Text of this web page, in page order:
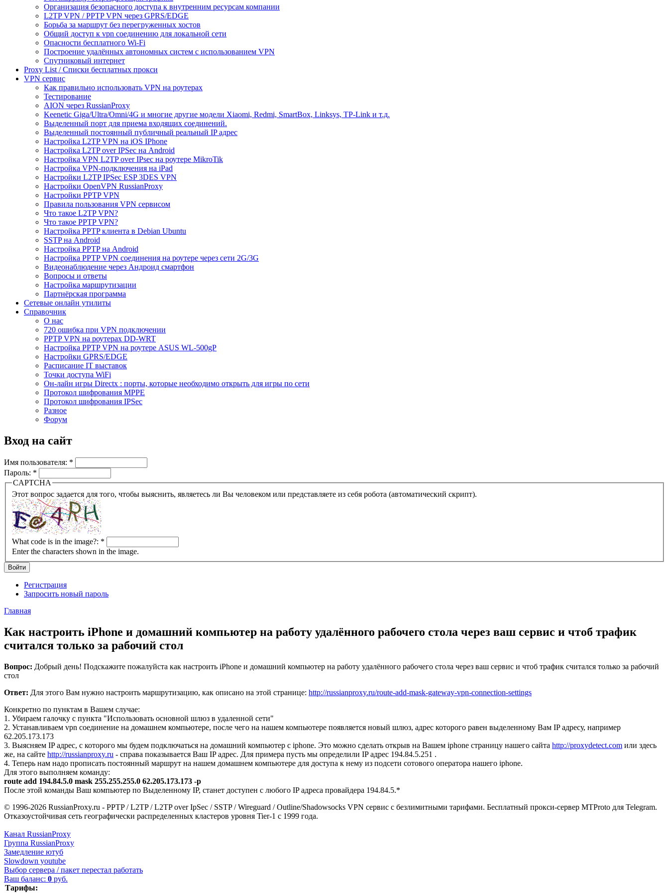
Организация безопасного доступа к внутренним ресурсам компании
L2TP VPN / PPTP VPN через GPRS/EDGE
Борьба за маршрут без перегруженных хостов
Общий доступ к vpn соединению для локальной сети
Опасности бесплатного Wi-Fi
Построение удалённых автономных систем с использованием VPN
Спутниковый интернет
Proxy List / Списки бесплатных прокси
VPN сервис
Как правильно использовать VPN на роутерах
Тестирование
AION через RussianProxy
Keenetic Giga/Ultra/Omni/4G и многие другие модели Xiaomi, Redmi, SmartBox, Linksys, TP-Link и т.д.
Выделенный порт для приема входящих соединений.
Выделенный постоянный публичный реальный IP адрес
Настройка L2TP VPN на iOS IPhone
Настройка L2TP over IPSec на Android
Настройка VPN L2TP over IPsec на роутере MikroTik
Настройка VPN-подключения на iPad
Настройки L2TP IPSec ESP 3DES VPN
Настройки OpenVPN RussianProxy
Настройки PPTP VPN
Правила пользования VPN сервисом
Что такое L2TP VPN?
Что такое PPTP VPN?
Настройка PPTP клиента в Debian Ubuntu
SSTP на Android
Настройка PPTP на Android
Настройка PPTP VPN соединения на роутере через сети 2G/3G
Видеонаблюдение через Андроид смартфон
Вопросы и ответы
Настройка маршрутизации
Партнёрская программа
Сетевые онлайн утилиты
Справочник
О нас
720 ошибка при VPN подключении
PPTP VPN на роутерах DD-WRT
Настройка PPTP VPN на роутере ASUS WL-500gP
Настройки GPRS/EDGE
Расписание IT выставок
Точки доступа WiFi
Он-лайн игры Directx : порты, которые необходимо открыть для игры по сети
Протокол шифрования MPPE
Протокол шифрования IPSec
Разное
Форум
Вход на сайт
Имя пользователя: *
Пароль: *
CAPTCHA
Этот вопрос задается для того, чтобы выяснить, являетесь ли Вы человеком или представляете из себя робота (автоматический скрипт).
What code is in the image?: *
Enter the characters shown in the image.
Регистрация
Запросить новый пароль
Главная
Как настроить iPhone и домашний компьютер на работу удалённого рабочего стола через ваш сервис и чтоб трафик
считался только за рабочий стол
Вопрос: Добрый день! Подскажите пожалуйста как настроить iPhone и домашний компьютер на работу удалённого рабочего стола через ваш сервис и чтоб трафик считался только за рабочий
стол
Ответ: Для этого Вам нужно настроить маршрутизацию, как описано на этой странице: http://russianproxy.ru/route-add-mask-gateway-vpn-connection-settings
Конкретно по пунктам в Вашем случае:
1. Убираем галочку с пункта "Использовать основной шлюз в удаленной сети"
2. Устанавливаем vpn соединение на домашнем компьютере, после чего на нашем компьютере появляется новый шлюз, адрес которого равен выделенному Вам IP адресу, например
62.205.173.173
3. Выясняем IP адрес, с которого мы будем подключаться на домашний компьютер с iphone. Это можно сделать открыв на Вашем iphone страницу нашего сайта http://proxydetect.com или здесь
же, на сайте http://russianproxy.ru - справа показывается Ваш IP адрес. Для примера пусть мы определили IP адрес 194.84.5.251 .
4. Теперь нам надо прописать постоянный маршрут на нашем домашнем компьютере для доступа к нему из подсети сотового оператора нашего iphone.
Для этого выполняем команду:
route add 194.84.5.0 mask 255.255.255.0 62.205.173.173 -p
После этой команды Ваш компьютер по Выделенному IP, станет доступен с любого IP адреса провайдера 194.84.5.*
© 1996-2026 RussianProxy.ru - PPTP / L2TP / L2TP over IpSec / SSTP / Wireguard / Outline/Shadowsocks VPN сервис с безлимитными тарифами. Бесплатный прокси-сервер MTProto для Telegram.
Отказоустойчивая сеть географически распределенных кластеров уровня Tier-1 с 1999 года.
Канал RussianProxy
Группа RussianProxy
Замедление ютуб
Slowdown youtube
Выбор сервера / пакет перестал работать
Ваш баланс: 0 руб.
Тарифы: